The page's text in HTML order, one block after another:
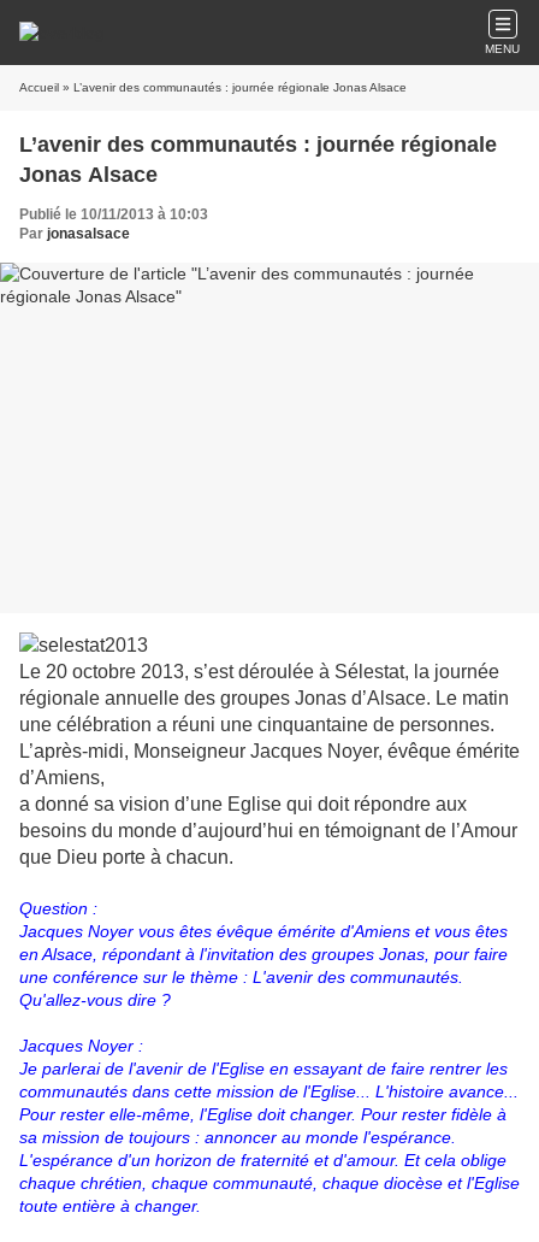
MENU
Accueil » L’avenir des communautés : journée régionale Jonas Alsace
L’avenir des communautés : journée régionale
Jonas Alsace
Publié le 10/11/2013 à 10:03
Par jonasalsace
Le 20 octobre 2013, s’est déroulée à Sélestat, la journée
régionale annuelle des groupes Jonas d’Alsace. Le matin
une célébration a réuni une cinquantaine de personnes.
L’après-midi, Monseigneur Jacques Noyer, évêque émérite
d’Amiens,
a donné sa vision d’une Eglise qui doit répondre aux
besoins du monde d’aujourd’hui en témoignant de l’Amour
que Dieu porte à chacun.
Question :
Jacques Noyer vous êtes évêque émérite d'Amiens et vous êtes
en Alsace, répondant à l'invitation des groupes Jonas, pour faire
une conférence sur le thème : L'avenir des communautés.
Qu'allez-vous dire ?
Jacques Noyer :
Je parlerai de l'avenir de l'Eglise en essayant de faire rentrer les
communautés dans cette mission de l'Eglise... L'histoire avance...
Pour rester elle-même, l'Eglise doit changer. Pour rester fidèle à
sa mission de toujours : annoncer au monde l'espérance.
L'espérance d'un horizon de fraternité et d'amour. Et cela oblige
chaque chrétien, chaque communauté, chaque diocèse et l'Eglise
toute entière à changer.